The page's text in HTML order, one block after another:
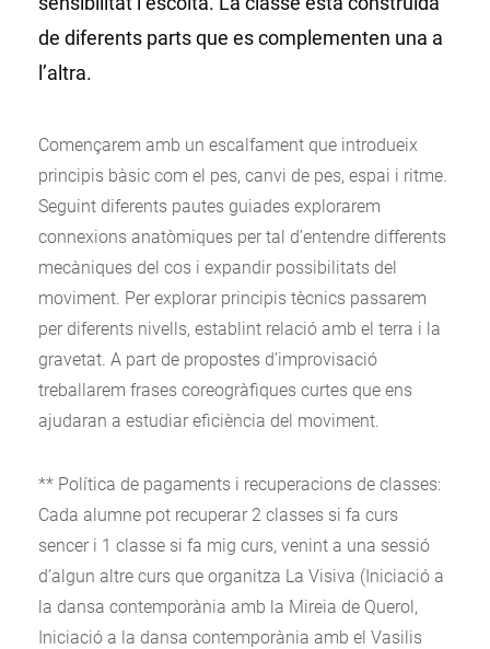
de diferents parts que es complementen una a
l’altra.
Començarem amb un escalfament que introdueix
principis bàsic com el pes, canvi de pes, espai i ritme.
Seguint diferents pautes guiades explorarem
connexions anatòmiques per tal d’entendre differents
mecàniques del cos i expandir possibilitats del
moviment. Per explorar principis tècnics passarem
per diferents nivells, establint relació amb el terra i la
gravetat. A part de propostes d’improvisació
treballarem frases coreogràfiques curtes que ens
ajudaran a estudiar eficiència del moviment.
** Política de pagaments i recuperacions de classes:
Cada alumne pot recuperar 2 classes si fa curs
sencer i 1 classe si fa mig curs, venint a una sessió
d’algun altre curs que organitza La Visiva (Iniciació a
la dansa contemporània amb la Mireia de Querol,
Iniciació a la dansa contemporània amb el Vasilis